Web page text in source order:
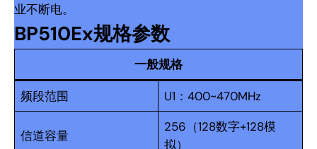
业不断电。
BP510Ex规格参数
一般规格
频段范围 U1：400~470MHz
信道容量
256（128数字+128模
拟）